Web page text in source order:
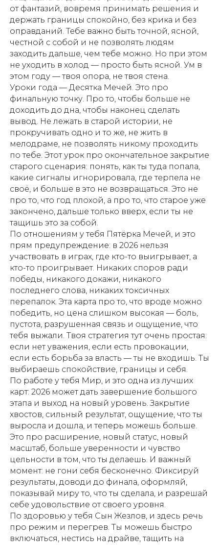
от фантазий, вовремя принимать решения и
держать границы спокойно, без крика и без
оправданий. Тебе важно быть точной, ясной,
честной с собой и не позволять людям
заходить дальше, чем тебе можно. Но при этом
не уходить в холод — просто быть ясной. Ум в
этом году — твоя опора, не твоя стена.
Уроки года — Десятка Мечей. Это про
финальную точку. Про то, чтобы больше не
доходить до дна, чтобы наконец сделать
вывод. Не лежать в старой истории, не
прокручивать одно и то же, не жить в
мелодраме, не позволять никому проходить
по тебе. Этот урок про окончательное закрытие
старого сценария: понять, как ты туда попала,
какие сигналы игнорировала, где терпела не
своё, и больше в это не возвращаться. Это не
про то, что год плохой, а про то, что старое уже
закончено, дальше только вверх, если ты не
тащишь это за собой.
По отношениям у тебя Пятёрка Мечей, и это
прям предупреждение: в 2026 нельзя
участвовать в играх, где кто-то выигрывает, а
кто-то проигрывает. Никаких споров ради
победы, никакого докажи, никакого
последнего слова, никаких токсичных
перепалок. Эта карта про то, что вроде можно
победить, но цена слишком высокая — боль,
пустота, разрушенная связь и ощущение, что
тебя выжали. Твоя стратегия тут очень простая:
если нет уважения, если есть провокации,
если есть борьба за власть — ты не входишь. Ты
выбираешь спокойствие, границы и себя.
По работе у тебя Мир, и это одна из лучших
карт: 2026 может дать завершение большого
этапа и выход на новый уровень. Закрытие
хвостов, сильный результат, ощущение, что ты
выросла и дошла, и теперь можешь больше.
Это про расширение, новый статус, новый
масштаб, больше уверенности и чувство
цельности в том, что ты делаешь. И важный
момент: не гони себя бесконечно. Фиксируй
результаты, доводи до финала, оформляй,
показывай миру то, что ты сделала, и разрешай
себе удовольствие от своего уровня.
По здоровью у тебя Сын Жезлов, и здесь речь
про режим и перегрев. Ты можешь быстро
включаться, нестись на драйве, тащить на